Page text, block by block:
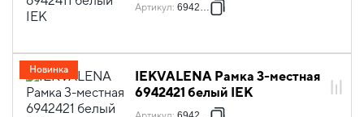
Артикул: 6942411
IEKVALENA Рамка 3-местная
6942421 белый IEK
Новинка